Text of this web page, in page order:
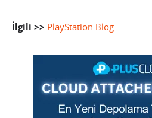
İlgili >> PlayStation Blog